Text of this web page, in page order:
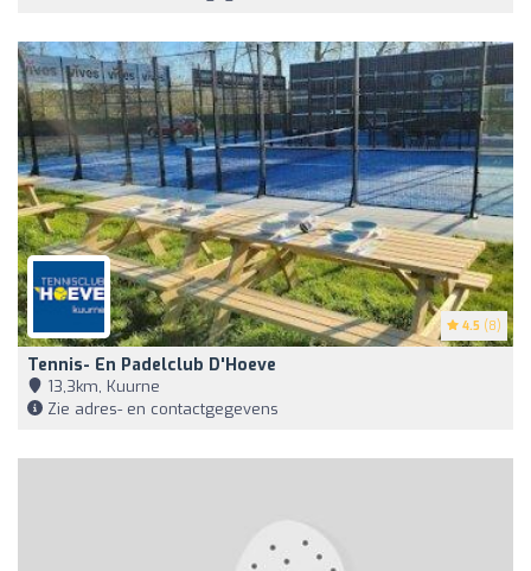
4.5 (8)
Tennis- En Padelclub D'Hoeve
13,3km, Kuurne
Zie adres- en contactgegevens